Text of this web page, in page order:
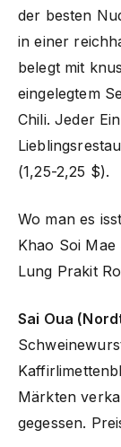
der besten
in einer
belegt mit
eingelegtem
Chili. Jeder
(1,25-2,25 $).
Wo man es
Khao Soi Mae
Lung Prakit
Sai Oua
Märkten
gegessen.